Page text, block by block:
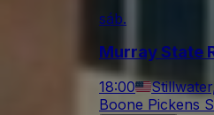
sáb.
Murray State
18:00
Boone Pickens